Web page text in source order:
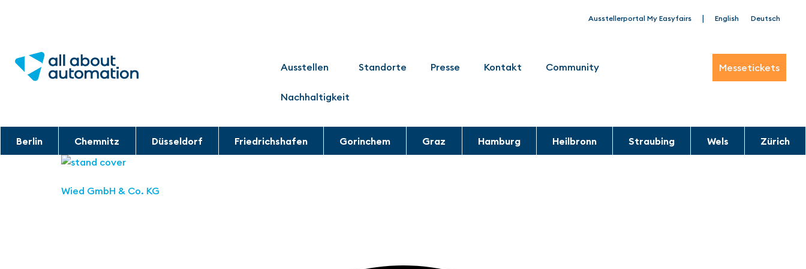
Ausstellerportal My Easyfairs | English Deutsch
Ausstellen Standorte Presse Kontakt Community
Nachhaltigkeit
Messetickets
Berlin Chemnitz Düsseldorf Friedrichshafen Gorinchem Graz Hamburg Heilbronn Straubing Wels Zürich
Wied GmbH & Co. KG